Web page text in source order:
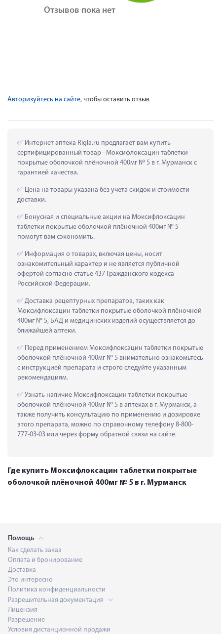
Отзывов пока нет
Авторизуйтесь на сайте, чтобы оставить отзыв
Интернет аптека Rigla.ru предлагает вам купить
сертифицированный товар - Моксифлоксацин таблетки
покрытые оболочкой плёночной 400мг № 5 в г. Мурманск с
гарантией качества.
Цена на товары указана без учета скидок и стоимости
доставки.
Бонусная и специальные акции на Моксифлоксацин
таблетки покрытые оболочкой плёночной 400мг № 5
помогут вам сэкономить.
Информация о товарах, включая цены, носит
ознакомительный характер и не является публичной
офертой согласно статье 437 Гражданского кодекса
Российской Федерации.
Доставка рецептурных препаратов, таких как
Моксифлоксацин таблетки покрытые оболочкой плёночной
400мг № 5, БАД и медицинских изделий осуществляется до
ближайшей аптеки.
Перед применением Моксифлоксацин таблетки покрытые
оболочкой плёночной 400мг № 5 внимательно ознакомьтесь
с инструкцией препарата и строго следуйте указанным
рекомендациям.
Узнать наличие Моксифлоксацин таблетки покрытые
оболочкой плёночной 400мг № 5 в аптеках в г. Мурманск, а
также получить консультацию по применению и дозировке
этого препарата, можно по справочному телефону 8-800-
777-03-03 или через форму обратной связи на сайте.
Где купить Моксифлоксацин таблетки покрытые
оболочкой плёночной 400мг № 5 в г. Мурманск
Помощь
Как сделать заказ
Оплата и бронирование
Доставка
Это интересно
Политика конфиденциальности
Разрешительная документация
Лицензия
Разрешение
Условия дистанционной продажи